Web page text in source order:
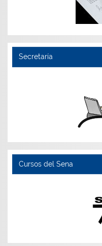
Secretaría
Cursos del Sena